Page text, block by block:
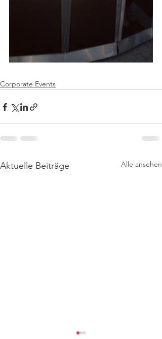
Corporate Events
Aktuelle Beiträge Alle ansehen